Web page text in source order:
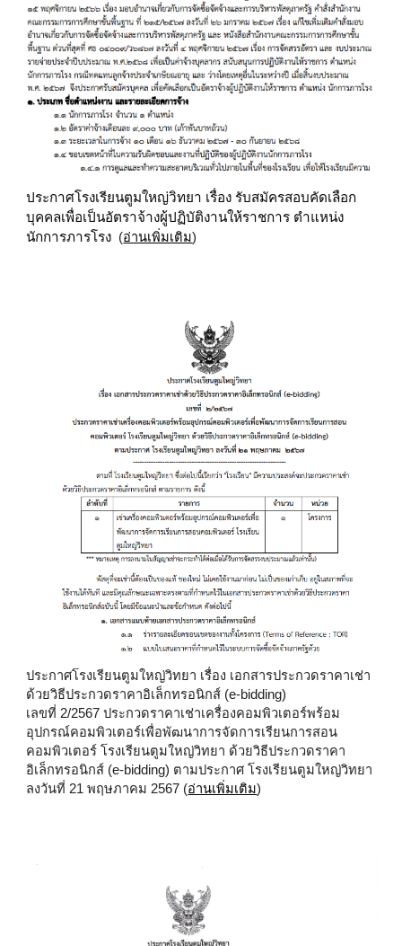
ประกาศโรงเรียนตูมใหญ่วิทยา เรื่อง รับสมัครสอบคัดเลือก
บุคคลเพื่อเป็นอัตราจ้างผู้ปฏิบัติงานให้ราชการ ตำแหน่ง
นักการภารโรง (อ่านเพิ่มเติม)
ประกาศโรงเรียนตูมใหญ่วิทยา เรื่อง เอกสารประกวดราคาเช่า
ด้วยวิธีประกวดราคาอิเล็กทรอนิกส์ (e-bidding)
เลขที่ 2/2567 ประกวดราคาเช่าเครื่องคอมพิวเตอร์พร้อม
อุปกรณ์คอมพิวเตอร์เพื่อพัฒนาการจัดการเรียนการสอน
คอมพิวเตอร์ โรงเรียนตูมใหญ่วิทยา ด้วยวิธีประกวดราคา
อิเล็กทรอนิกส์ (e-bidding) ตามประกาศ โรงเรียนตูมใหญ่วิทยา
ลงวันที่ 21 พฤษภาคม 2567 (อ่านเพิ่มเติม)